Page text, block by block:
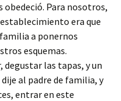
obedeció. Para nosotros,
era que
a ponernos
esquemas.
degustar las tapas, y un
al padre de familia, y
entrar en este